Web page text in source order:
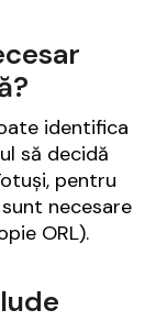
identifica
să decidă
pentru
necesare
ORL).